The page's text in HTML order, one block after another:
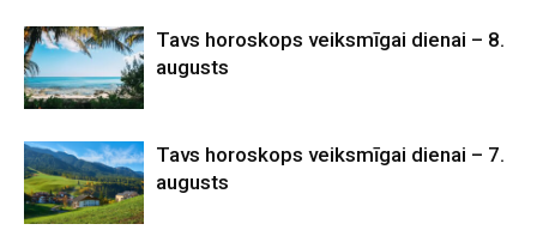
Tavs horoskops veiksmīgai dienai – 8.
augusts
Tavs horoskops veiksmīgai dienai – 7.
augusts